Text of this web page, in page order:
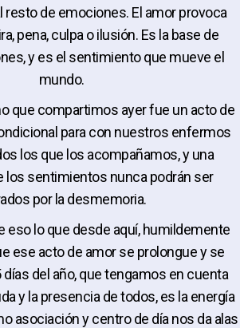
resto de emociones. El amor provoca
pena, culpa o ilusión. Es la base de
y es el sentimiento que mueve el
mundo.
que compartimos ayer fue un acto de
para con nuestros enfermos
los que los acompañamos, y una
los sentimientos nunca podrán ser
por la desmemoria.
eso lo que desde aquí, humildemente
ese acto de amor se prolongue y se
días del año, que tengamos en cuenta
y la presencia de todos, es la energía
asociación y centro de día nos da alas